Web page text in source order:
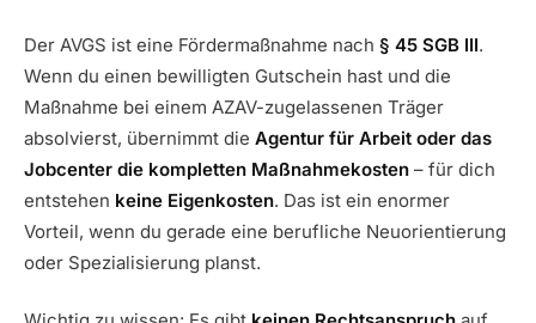
Der AVGS ist eine Fördermaßnahme nach § 45 SGB III.
Wenn du einen bewilligten Gutschein hast und die
Maßnahme bei einem AZAV-zugelassenen Träger
absolvierst, übernimmt die Agentur für Arbeit oder das
Jobcenter die kompletten Maßnahmekosten – für dich
entstehen keine Eigenkosten. Das ist ein enormer
Vorteil, wenn du gerade eine berufliche Neuorientierung
oder Spezialisierung planst.